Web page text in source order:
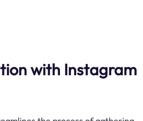
with Instagram